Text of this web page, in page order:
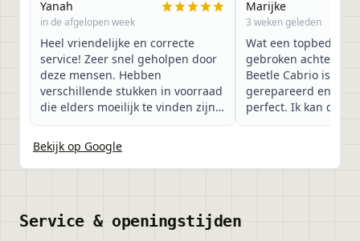
Yanah
in de afgelopen week
Heel vriendelijke en correcte
service! Zeer snel geholpen door
deze mensen. Hebben
verschillende stukken in voorraad
die elders moeilijk te vinden zijn,
aanrader!
Marijke
3 weken geleden
Wat een topbedrijf
gebroken achterruit
Beetle Cabrio is
gerepareerd en
perfect. Ik kan dit
harte aanbevelen!
Bekijk op Google
Service & openingstijden